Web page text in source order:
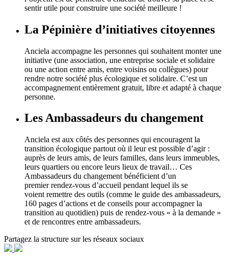
sentir utile pour construire une société meilleure !
La Pépinière d’initiatives citoyennes
Anciela accompagne les personnes qui souhaitent monter une
initiative (une association, une entreprise sociale et solidaire
ou une action entre amis, entre voisins ou collègues) pour
rendre notre société plus écologique et solidaire. C’est un
accompagnement entièrement gratuit, libre et adapté à chaque
personne.
Les Ambassadeurs du changement
Anciela est aux côtés des personnes qui encouragent la
transition écologique partout où il leur est possible d’agir :
auprès de leurs amis, de leurs familles, dans leurs immeubles,
leurs quartiers ou encore leurs lieux de travail… Ces
Ambassadeurs du changement bénéficient d’un
premier rendez-vous d’accueil pendant lequel ils se
voient remettre des outils (comme le guide des ambassadeurs,
160 pages d’actions et de conseils pour accompagner la
transition au quotidien) puis de rendez-vous « à la demande »
et de rencontres entre ambassadeurs.
Partagez la structure sur les réseaux sociaux